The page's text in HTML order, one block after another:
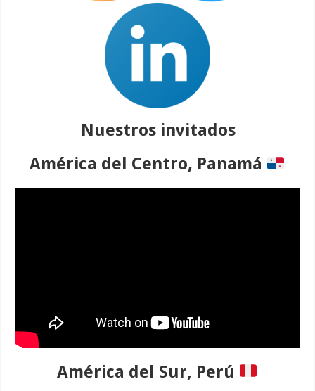
Nuestros invitados
América del Centro, Panamá
América del Sur, Perú